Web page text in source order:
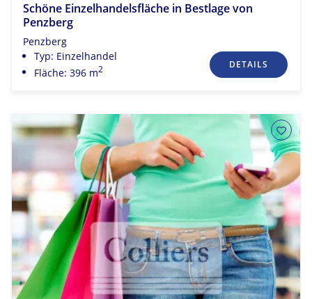
Schöne Einzelhandelsfläche in Bestlage von
Penzberg
Penzberg
Typ: Einzelhandel
Fläche: 396 m2 DETAILS